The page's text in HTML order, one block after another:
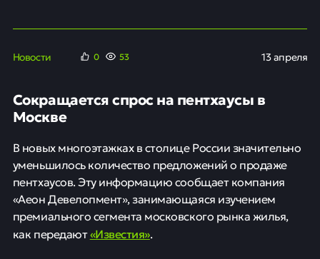
Новости 0 53 13 апреля
Сокращается спрос на пентхаусы в
Москве
В новых многоэтажках в столице России значительно
уменьшилось количество предложений о продаже
пентхаусов. Эту информацию сообщает компания
«Аеон Девелопмент», занимающаяся изучением
премиального сегмента московского рынка жилья,
как передают«Известия».